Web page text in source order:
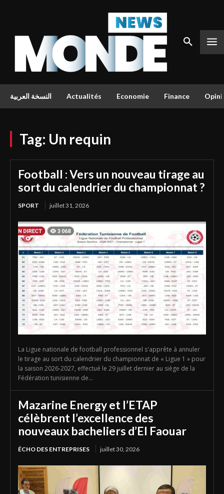
النسخة العربية Actualités Economie Finance
Tag: Un requin
Football : Vers un nouveau tirage au
sort du calendrier du championnat ?
SPORT juillet 31, 2026
La Ligue nationale de football professionnel s'apprête à annuler
le tirage au sort du calendrier du championnat de « Ligue 1 » pour
la saison 2026-2027, effectué le 29 juillet dernier au siège de la
Fédération tunisienne de...
Mazarine Energy et l’ETAP
célèbrent l’excellence des
nouveaux bacheliers d’El Faouar
ÉCHO DES ENTREPRISES juillet 30, 2026